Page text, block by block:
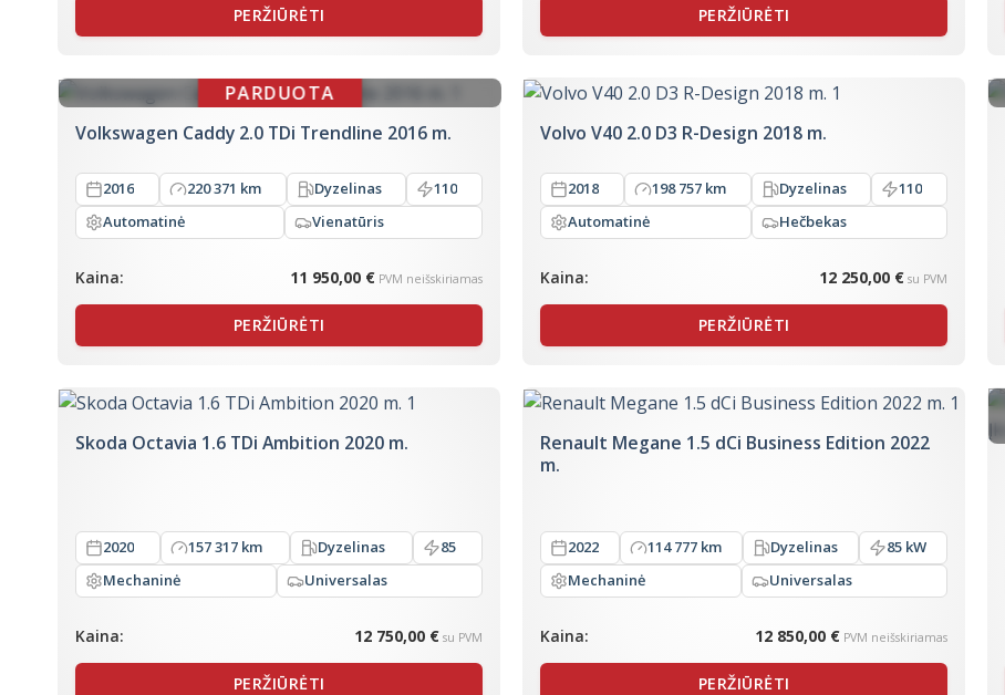
PERŽIŪRĖTI PERŽIŪRĖTI
Volkswagen Caddy 2.0 TDi Trendline 2016 m.
2016 220 371 km Dyzelinas
110
Automatinė
Vienatūris
Kaina: 11 950,00 € PVM neišskiriamas
PERŽIŪRĖTI
Volvo V40 2.0 D3 R-Design 2018 m.
2018 198 757 km Dyzelinas
110
Automatinė
Hečbekas
Kaina: 12 250,00 € su PVM
PERŽIŪRĖTI
Skoda Octavia 1.6 TDi Ambition 2020 m.
2020 157 317 km Dyzelinas
85
Mechaninė
Universalas
Kaina: 12 750,00 € su PVM
PERŽIŪRĖTI
Renault Megane 1.5 dCi Business Edition 2022
m.
2022 114 777 km Dyzelinas
85 kW
Mechaninė
Universalas
Kaina: 12 850,00 € PVM neišskiriamas
PERŽIŪRĖTI